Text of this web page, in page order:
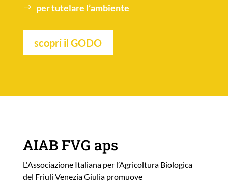
per tutelare l’ambiente
scopri il GODO
AIAB FVG aps
L'Associazione Italiana per l’Agricoltura Biologica
del Friuli Venezia Giulia promuove